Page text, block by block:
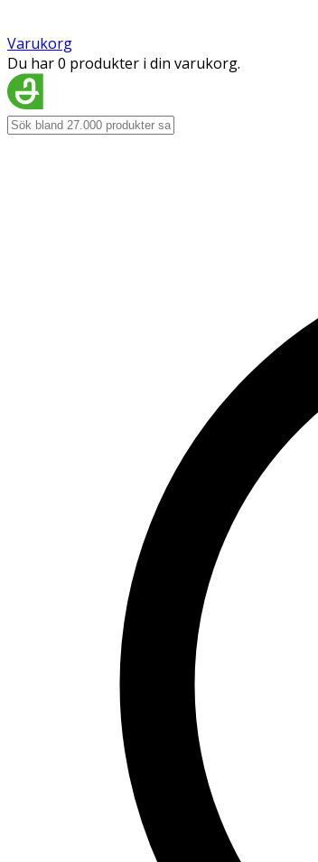
Varukorg
Du har 0 produkter i din varukorg.